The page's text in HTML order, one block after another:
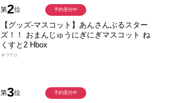
第2位
【グッズ-マスコット】あんさんぶるスター
ズ！！ おまんじゅうにぎにぎマスコット ね
くすと2 Hbox
￥770
予約受付中
第3位 予約受付中